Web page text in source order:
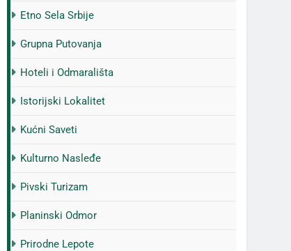
Etno Sela Srbije
Grupna Putovanja
Hoteli i Odmarališta
Istorijski Lokalitet
Kućni Saveti
Kulturno Nasleđe
Pivski Turizam
Planinski Odmor
Prirodne Lepote